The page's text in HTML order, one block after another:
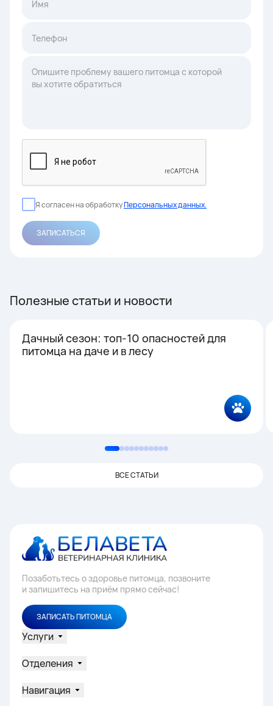
Я согласен на обработкуПерсональных данных.
ЗАПИСАТЬСЯ
Полезные статьи и новости
Дачный сезон: топ-10 опасностей для
питомца на даче и в лесу
ВСЕ СТАТЬИ
Позаботьтесь о здоровье питомца, позвоните
и запишитесь на приём прямо сейчас!
ЗАПИСАТЬ ПИТОМЦА
Услуги
Отделения
Навигация